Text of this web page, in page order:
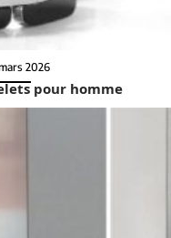
2026
pour homme